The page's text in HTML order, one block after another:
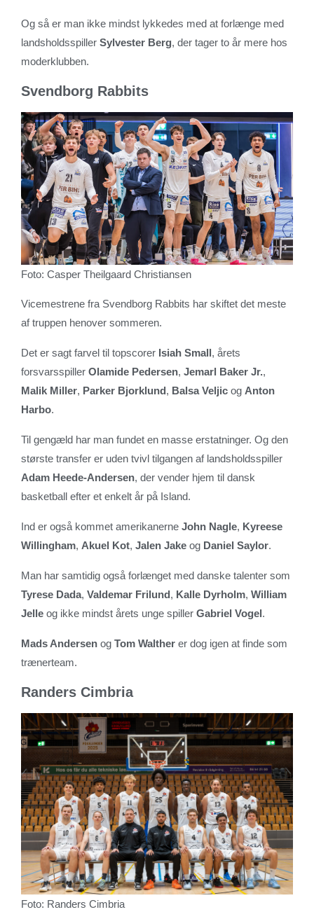
Og så er man ikke mindst lykkedes med at forlænge med
landsholdsspiller Sylvester Berg, der tager to år mere hos
moderklubben.
Svendborg Rabbits
Foto: Casper Theilgaard Christiansen
Vicemestrene fra Svendborg Rabbits har skiftet det meste
af truppen henover sommeren.
Det er sagt farvel til topscorer Isiah Small, årets
forsvarsspiller Olamide Pedersen, Jemarl Baker Jr.,
Malik Miller, Parker Bjorklund, Balsa Veljic og Anton
Harbo.
Til gengæld har man fundet en masse erstatninger. Og den
største transfer er uden tvivl tilgangen af landsholdsspiller
Adam Heede-Andersen, der vender hjem til dansk
basketball efter et enkelt år på Island.
Ind er også kommet amerikanerne John Nagle, Kyreese
Willingham, Akuel Kot, Jalen Jake og Daniel Saylor.
Man har samtidig også forlænget med danske talenter som
Tyrese Dada, Valdemar Frilund, Kalle Dyrholm, William
Jelle og ikke mindst årets unge spiller Gabriel Vogel.
Mads Andersen og Tom Walther er dog igen at finde som
trænerteam.
Randers Cimbria
Foto: Randers Cimbria